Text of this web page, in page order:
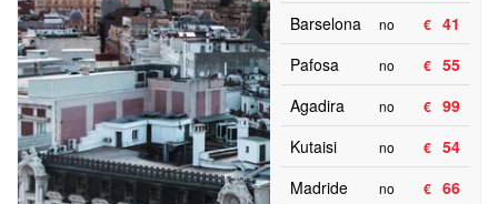
Barselona
no € 41
Pafosa
no € 55
Agadira
no € 99
Kutaisi
no € 54
Madride
no € 66